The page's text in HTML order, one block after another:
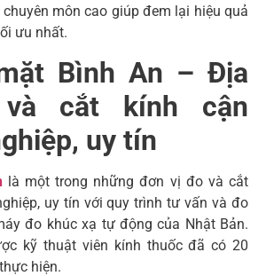
môn cao giúp đem lại hiệu quả
ưu nhất.
Bình An – Địa
cắt kính cận
uy tín
là một trong những đơn vị đo và cắt
uy tín với quy trình tư vấn và đo
đo khúc xạ tự động của Nhật Bản.
kỹ thuật viên kính thuốc đã có 20
hiện.